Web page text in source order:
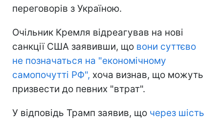
переговорів з Україною.
Очільник Кремля відреагував на нові
санкції США заявивши, що вони суттєво
не позначаться на "економічному
самопочутті РФ", хоча визнав, що можуть
призвести до певних "втрат".
У відповідь Трамп заявив, що через шість